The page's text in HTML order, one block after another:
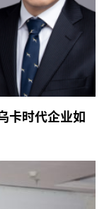
卡时代企业如